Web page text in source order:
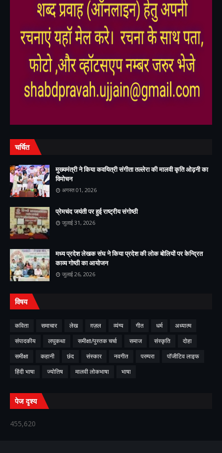
चर्चित
मुख्यमंत्री ने किया कवयित्री संगीता तल्लेरा की मालवी कृति ओढ़नी का
विमोचन
अगस्त 01, 2026
प्रेमचंद जयंती पर हुई राष्ट्रीय संगोष्ठी
जुलाई 31, 2026
मध्य प्रदेश लेखक संघ ने किया प्रदेश की लोक बोलियों पर केन्द्रित
काव्य गोष्ठी का आयोजन
जुलाई 26, 2026
विषय
कविता समाचार लेख ग़ज़ल व्यंग्य गीत धर्म
अध्यात्म
संपादकीय
लघुकथा समीक्षा/पुस्तक चर्चा समाज संस्कृति
दोहा
समीक्षा
कहानी छंद संस्कार नवगीत परम्परा
पॉजीटिव लाइफ
हिंदी भाषा
ज्योतिष मालवी लोकभाषा भाषा
पेज दृश्य
455,620